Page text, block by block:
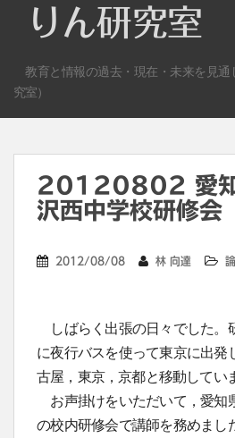
o
りん研究室
教育と情報の過去・現在・未来を見
究室）
20120802 愛知
沢西中学校研修会
2012/08/08 林 向達
しばらく出張の日々でした。
に夜行バスを使って東京に出発
古屋，東京，京都と移動してい
お声掛けをいただいて，愛知
の校内研修会で講師を務めまし